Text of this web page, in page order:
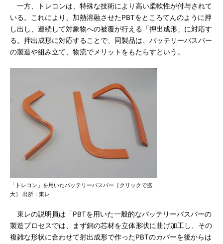
一方、トレコンは、特殊な技術により高い柔軟性が付与されて
いる。これにより、加熱溶融させたPBTをところてんのように押
し出し、連続して対象物への被覆が行える「押出成形」に対応す
る。押出成形に対応することで、同製品は、バッテリーバスバー
の製造や組み立て、物流でメリットをもたらすという。
「トレコン」を用いたバッテリーバスバー［クリックで拡
大］ 出所：東レ
東レの説明員は「PBTを用いた一般的なバッテリーバスバーの
製造プロセスでは、まず銅の芯材を立体形状に曲げ加工し、その
複雑な形状に合わせて射出成形で作ったPBTのカバーを後からは